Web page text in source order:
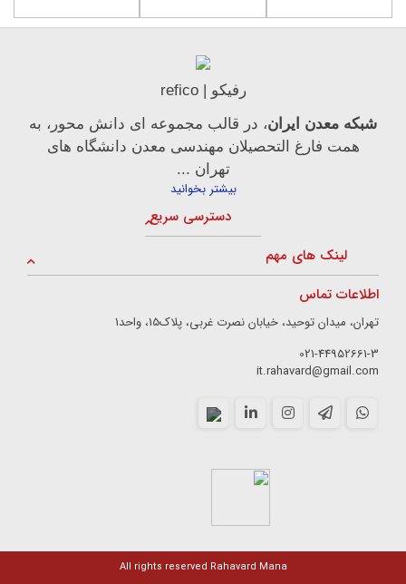
رفیکو | refico
شبکه معدن ایران، در قالب مجموعه ای دانش محور، به
همت فارغ­ التحصیلان مهندسی معدن دانشگاه ­های
تهران ...
بیشتر بخوانید
دسترسی سریع
لینک های مهم
اطلاعات تماس
تهران، میدان توحید، خیابان نصرت غربی، پلاک15، واحد1
021-44952661-3
it.rahavard@gmail.com
All rights reserved Rahavard Mana